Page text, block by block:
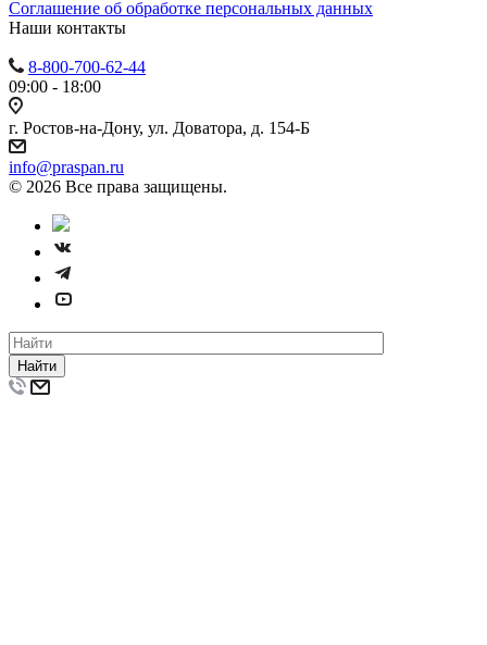
Cоглашение об обработке персональных данных
Наши контакты
8-800-700-62-44
09:00 - 18:00
г. Ростов-на-Дону, ул. Доватора, д. 154-Б
info@praspan.ru
© 2026 Все права защищены.
Найти